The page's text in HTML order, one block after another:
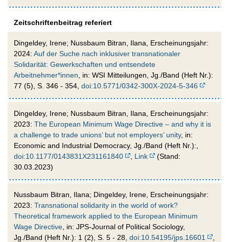
Zeitschriftenbeitrag referiert
Dingeldey, Irene; Nussbaum Bitran, Ilana, Erscheinungsjahr:
2024: Auf der Suche nach inklusiver transnationaler
Solidarität: Gewerkschaften und entsendete
Arbeitnehmer*innen , in: WSI Mitteilungen, Jg./Band (Heft Nr.):
77 (5), S. 346 - 354, doi:10.5771/0342-300X-2024-5-346
Dingeldey, Irene; Nussbaum Bitran, Ilana, Erscheinungsjahr:
2023: The European Minimum Wage Directive – and why it is
a challenge to trade unions’ but not employers’ unity, in:
Economic and Industrial Democracy, Jg./Band (Heft Nr.):,
doi:10.1177/0143831X231161840
Link
(Stand:
30.03.2023)
Nussbaum Bitran, Ilana; Dingeldey, Irene, Erscheinungsjahr:
2023: Transnational solidarity in the world of work?
Theoretical framework applied to the European Minimum
Wage Directive , in: JPS-Journal of Political Sociology,
Jg./Band (Heft Nr.): 1 (2), S. 5 - 28, doi:10.54195/jps.16601